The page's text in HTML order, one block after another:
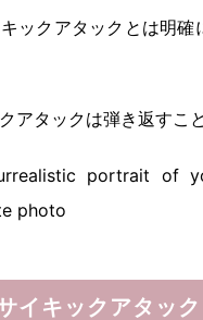
ックアタックとは明
アタックは弾き返すこ
イキックアタッ